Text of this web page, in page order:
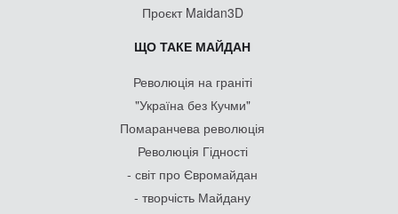
Проєкт Maidan3D
ЩО ТАКЕ МАЙДАН
Революція на граніті
"Україна без Кучми"
Помаранчева революція
Революція Гідності
- світ про Євромайдан
- творчість Майдану